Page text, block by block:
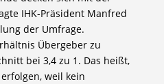
IHK-Präsident Manfred
der Umfrage.
Übergeber zu
bei 3,4 zu 1. Das heißt,
weil kein